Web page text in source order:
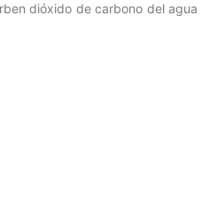
dióxido de carbono del